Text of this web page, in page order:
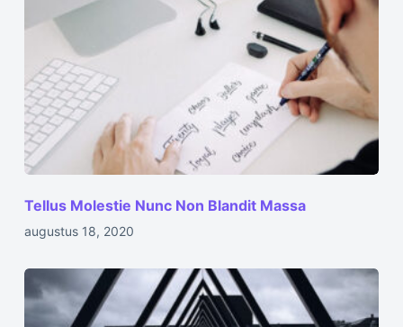
Tellus Molestie Nunc Non Blandit Massa
augustus 18, 2020